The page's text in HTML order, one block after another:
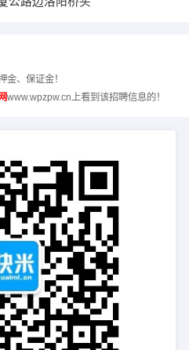
金、保证金！
www.wpzpw.cn上看到该招聘信息的！